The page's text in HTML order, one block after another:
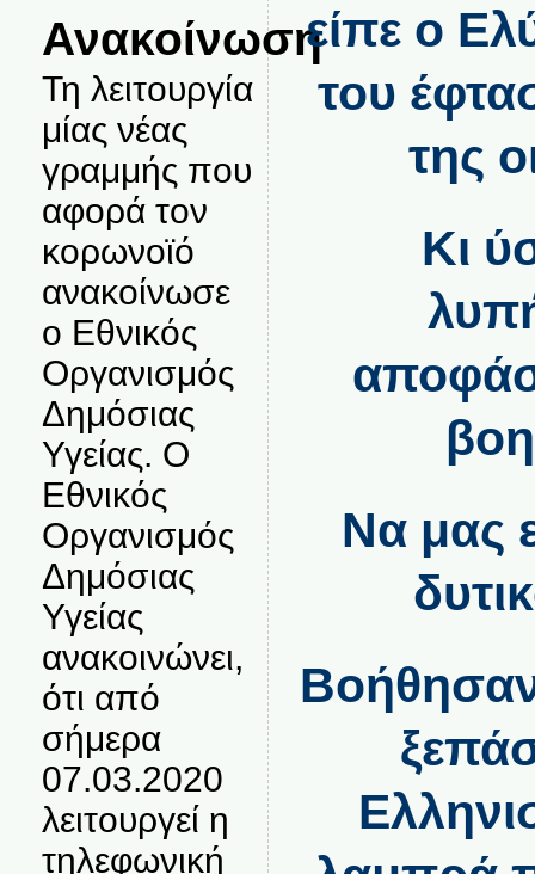
Ανακοίνωση
Τη λειτουργία
μίας νέας
γραμμής που
αφορά τον
κορωνοϊό
ανακοίνωσε
ο Εθνικός
Οργανισμός
Δημόσιας
Υγείας. Ο
Εθνικός
Οργανισμός
Δημόσιας
Υγείας
ανακοινώνει,
ότι από
σήμερα
07.03.2020
λειτουργεί η
τηλεφωνική
είπε ο
του
της
Κι
Να μας
Βοήθησαν